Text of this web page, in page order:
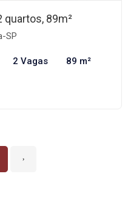
quartos, 89m²
SP
2 Vagas 89 m²
›